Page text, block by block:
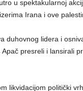
u spektakularnoj
Irana i ove
duhovnog lidera i
presreli i lansirali
likvidacijom politički